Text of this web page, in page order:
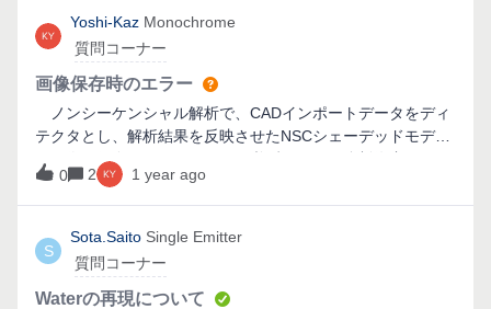
線が透過していないことが、モデルで確認することができま
す。複屈折タイプの設定に関する詳細は、以下のヘルプファ
イルを参照してください。[設定] (Setup) タブ &gt; [エディタ]
(Editor) グループ ([設定] (Setup) タブ) &gt; ノンシーケンシ
ャル コンポーネント エディタ &gt; [オブジェクト プロパテ
ィ] (Object Properties) (ノンシーケンシャル コンポーネント
エディタ) &gt; [屈折率] (Index) &gt; [複屈折] (Birefringent) タ
イプ
する場合。現状のFilter条件では、上記の両ケースが含まれて
います。もし、(a) のみを抽出したい場合、どのようにFilter
を設定すればよいでしょうか
Yoshi-Kaz Monochrome
質問コーナー
画像保存時のエラー
ノンシーケンシャル解析で、CADインポートデータをディ
テクタとし、解析結果を反映させたNSCシェーデッドモデル
の画像を保存しようとすると、必ずソフトが強制停止されま
す。 解決方法をご存じの方はおられませんでしょうか？
0 2 1 year ago
S
Sota.Saito Single Emitter
質問コーナー
Waterの再現について